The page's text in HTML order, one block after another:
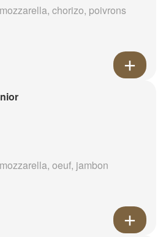
chorizo, poivrons
oeuf, jambon